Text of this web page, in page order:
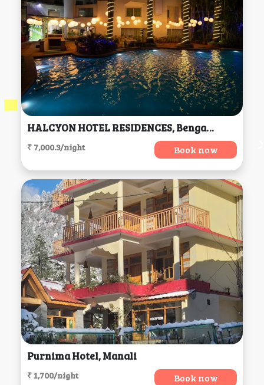
HALCYON HOTEL RESIDENCES, Bengaluru
₹ 7,000.3/night Book now
Purnima Hotel, Manali
₹ 1,700/night Book now